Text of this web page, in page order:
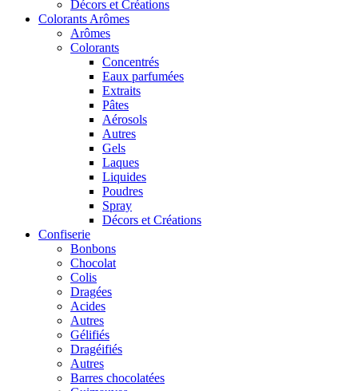
Décors et Créations
Colorants Arômes
Arômes
Colorants
Concentrés
Eaux parfumées
Extraits
Pâtes
Aérosols
Autres
Gels
Laques
Liquides
Poudres
Spray
Décors et Créations
Confiserie
Bonbons
Chocolat
Colis
Dragées
Acides
Autres
Gélifiés
Dragéifiés
Autres
Barres chocolatées